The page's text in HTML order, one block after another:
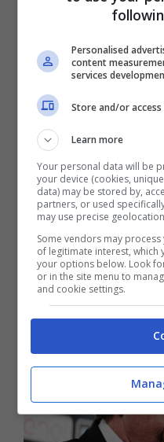
Arrivano delle
che può essere la
Juventusche
di dare una
rivoluzione interna
all’addio di
direttore sportivo,
ad investire su un
Personalised
content
services
Store and/or
Learn more
Your personal data will be
your device (cookies,
data) may be stored by,
partners, or used
may use precise
Some vendors may
of legitimate interest, which
your options below. Look
or in the site menu to
and cookie settings.